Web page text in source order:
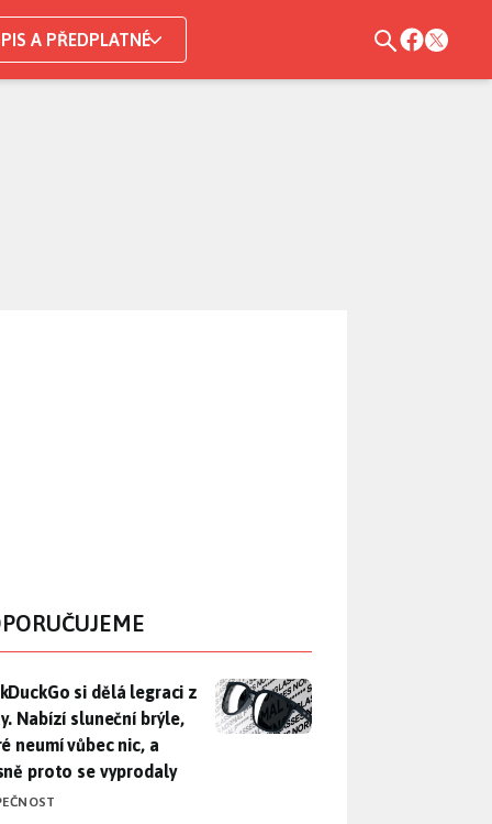
A PŘEDPLATNÉ
si dělá legraci z Mety. Nabízí sluneční brýle, které
si dělá legraci z
Nabízí sluneční brýle,
neumí vůbec nic, a
proto se vyprodaly